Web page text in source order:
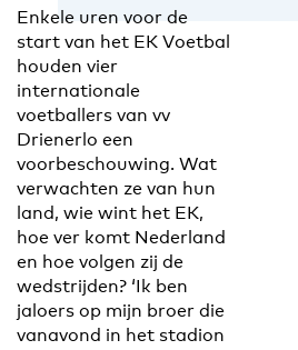
Enkele uren voor de
start van het EK Voetbal
houden vier
internationale
voetballers van vv
Drienerlo een
voorbeschouwing. Wat
verwachten ze van hun
land, wie wint het EK,
hoe ver komt Nederland
en hoe volgen zij de
wedstrijden? ‘Ik ben
jaloers op mijn broer die
vanavond in het stadion